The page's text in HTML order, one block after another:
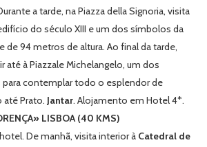
a tarde, naPiazza della Signoria, visita
do século XIII e um dos símbolos da
de 94 metros de altura. Ao final da tarde,
até àPiazzale Michelangelo, um dos
contemplar todo o esplendor de
até Prato. Jantar. Alojamento em Hotel 4*.
LISBOA (40 KMS)
De manhã, visita interior à Catedral de